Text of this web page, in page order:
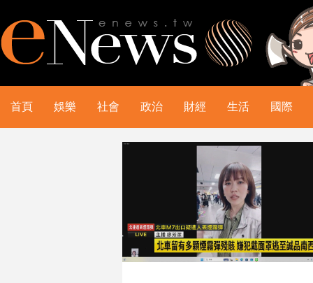
首頁 娛樂 社會 政治 財經 生活 國際